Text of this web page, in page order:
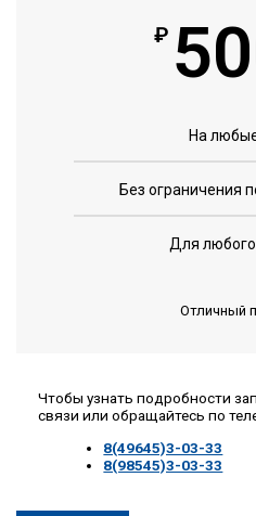
₽
На
Без ограничения
Для
Отличный
Чтобы узнать подробности
связи или обращайтесь по
8(49645)3-03-33
8(98545)3-03-33